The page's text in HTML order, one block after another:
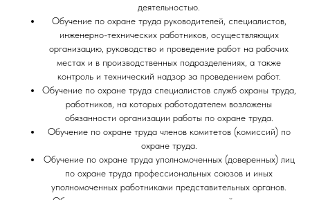
деятельностью.
Обучение по охране труда руководителей, специалистов,
инженерно-технических работников, осуществляющих
организацию, руководство и проведение работ на рабочих
местах и в производственных подразделениях, а также
контроль и технический надзор за проведением работ.
Обучение по охране труда специалистов служб охраны труда,
работников, на которых работодателем возложены
обязанности организации работы по охране труда.
Обучение по охране труда членов комитетов (комиссий) по
охране труда.
Обучение по охране труда уполномоченных (доверенных) лиц
по охране труда профессиональных союзов и иных
уполномоченных работниками представительных органов.